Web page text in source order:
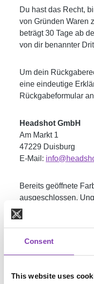
Consent
This website uses
Du hast das Recht,
von Gründen Waren
beträgt 30 Tage ab
von dir benannter
Um dein
eine eindeutige
Rückgabeformular
Headshot GmbH
Am Markt 1
47229 Duisburg
E-Mail:
Bereits geöffnete
ausgeschlossen.
problemlos
Paket ausreichend
werden.